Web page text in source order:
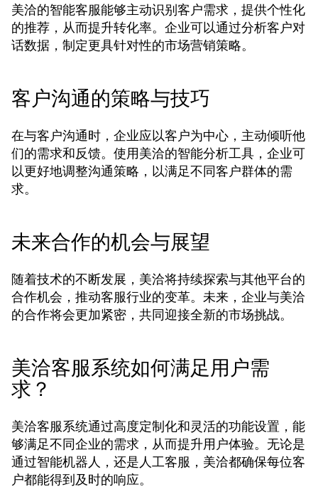
美洽的智能客服能够主动识别客户需求，提供个性化
的推荐，从而提升转化率。企业可以通过分析客户对
话数据，制定更具针对性的市场营销策略。
客户沟通的策略与技巧
在与客户沟通时，企业应以客户为中心，主动倾听他
们的需求和反馈。使用美洽的智能分析工具，企业可
以更好地调整沟通策略，以满足不同客户群体的需
求。
未来合作的机会与展望
随着技术的不断发展，美洽将持续探索与其他平台的
合作机会，推动客服行业的变革。未来，企业与美洽
的合作将会更加紧密，共同迎接全新的市场挑战。
美洽客服系统如何满足用户需
求？
美洽客服系统通过高度定制化和灵活的功能设置，能
够满足不同企业的需求，从而提升用户体验。无论是
通过智能机器人，还是人工客服，美洽都确保每位客
户都能得到及时的响应。